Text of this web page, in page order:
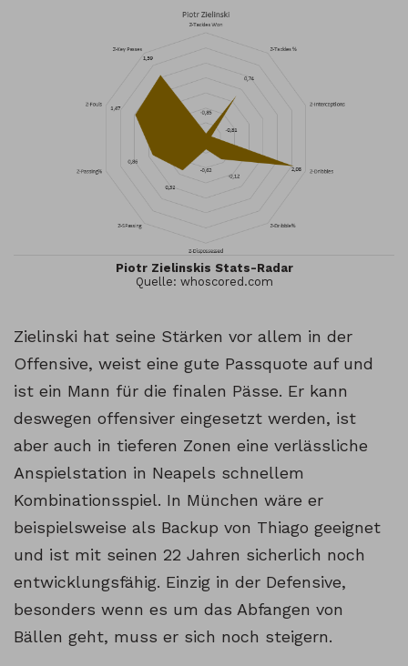
Piotr Zielinskis Stats-Radar
Quelle: whoscored.com
Zielinski hat seine Stärken vor allem in der
Offensive, weist eine gute Passquote auf und
ist ein Mann für die finalen Pässe. Er kann
deswegen offensiver eingesetzt werden, ist
aber auch in tieferen Zonen eine verlässliche
Anspielstation in Neapels schnellem
Kombinationsspiel. In München wäre er
beispielsweise als Backup von Thiago geeignet
und ist mit seinen 22 Jahren sicherlich noch
entwicklungsfähig. Einzig in der Defensive,
besonders wenn es um das Abfangen von
Bällen geht, muss er sich noch steigern.